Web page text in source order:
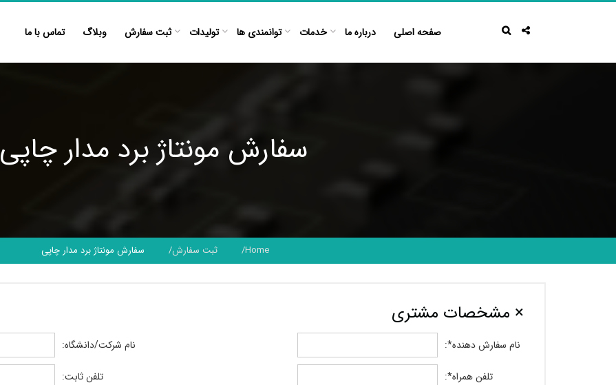
Skip
صفحه اصلی درباره ما خدمات توانمندی ها تولیدات ثبت سفارش وبلاگ تماس با ما
سفارش مونتاژ برد مدار چاپی
Home ثبت سفارش سفارش مونتاژ برد مدار چاپی
× مشخصات مشتری
نام سفارش دهنده*: نام شرکت/دانشگاه:
تلفن همراه*: تلفن ثابت: